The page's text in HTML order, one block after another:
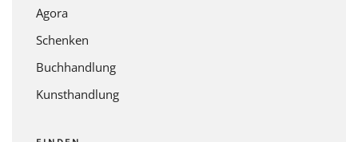
Agora
Schenken
Buchhandlung
Kunsthandlung